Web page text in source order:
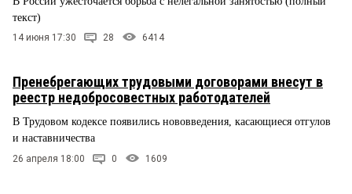
текст)
14 июня 17:30 28 6414
Пренебрегающих трудовыми договорами внесут в
реестр недобросовестных работодателей
В Трудовом кодексе появились нововведения, касающиеся отгулов
и наставничества
26 апреля 18:00 0 1609